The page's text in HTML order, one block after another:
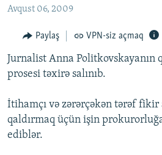
qayıt
#ƏSLINDƏ
FƏRQƏ BAX
QANUNI DOĞRU
ARAŞDIRMA
MULTIMEDIA
VIDEO
RADIO ARXIV
Avqust 06, 2009
Paylaş VPN-siz açmaq
Jurnalist Anna Politkovskayanın
prosesi təxirə salınıb.
İtihamçı və zərərçəkən tərəf fikir
qaldırmaq üçün işin
ediblər.